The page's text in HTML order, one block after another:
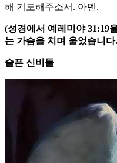
해 기도해주소서. 아멘.
(성경에서 예레미야 31:19
는 가슴을 치며 울었습니
슬픈 신비들